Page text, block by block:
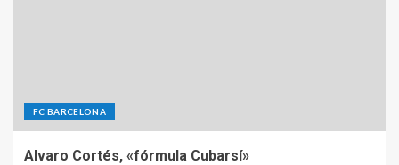
FC BARCELONA
Alvaro Cortés, «fórmula Cubarsí»